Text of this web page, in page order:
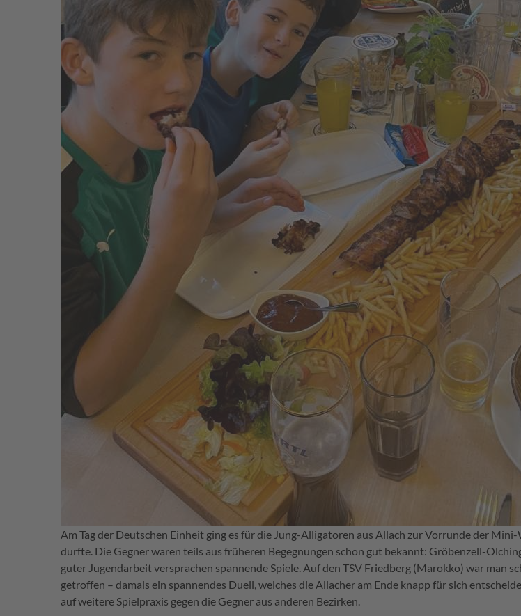
Am Tag der Deutschen Einheit ging es für die Jung-Alligatoren aus Allach zur Vorrunde der
durfte. Die Gegner waren teils aus früheren Begegnungen schon gut bekannt: Gröbenzell-
guter Jugendarbeit versprachen spannende Spiele. Auf den TSV Friedberg (Marokko) war man
getroffen – damals ein spannendes Duell, welches die Allacher am Ende knapp für sich
auf weitere Spielpraxis gegen die Gegner aus anderen Bezirken.